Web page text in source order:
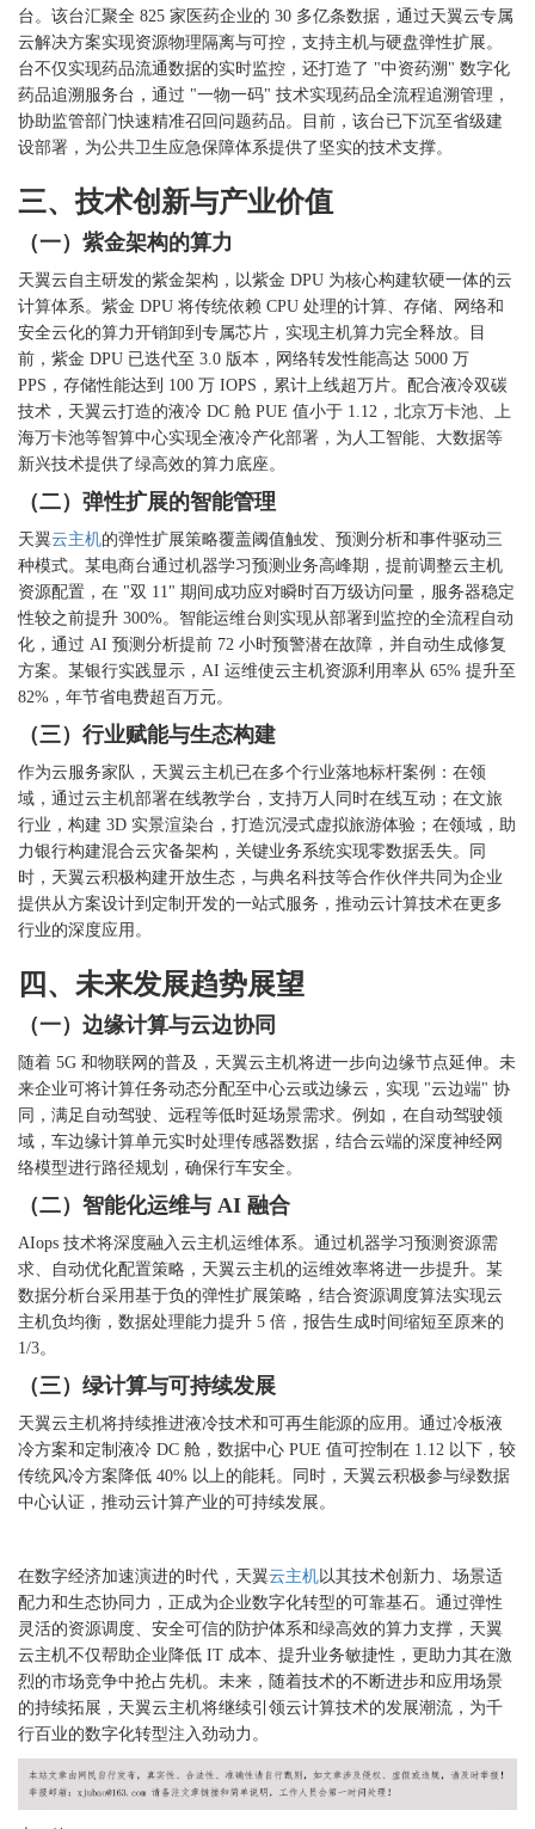
台。该台汇聚全 825 家医药企业的 30 多亿条数据，通过天翼云专属
云解决方案实现资源物理隔离与可控，支持主机与硬盘弹性扩展。
台不仅实现药品流通数据的实时监控，还打造了 "中资药溯" 数字化
药品追溯服务台，通过 "一物一码" 技术实现药品全流程追溯管理，
协助监管部门快速精准召回问题药品。目前，该台已下沉至省级建
设部署，为公共卫生应急保障体系提供了坚实的技术支撑。
三、技术创新与产业价值
（一）紫金架构的算力
天翼云自主研发的紫金架构，以紫金 DPU 为核心构建软硬一体的云
计算体系。紫金 DPU 将传统依赖 CPU 处理的计算、存储、网络和
安全云化的算力开销卸到专属芯片，实现主机算力完全释放。目
前，紫金 DPU 已迭代至 3.0 版本，网络转发性能高达 5000 万
PPS，存储性能达到 100 万 IOPS，累计上线超万片。配合液冷双碳
技术，天翼云打造的液冷 DC 舱 PUE 值小于 1.12，北京万卡池、上
海万卡池等智算中心实现全液冷产化部署，为人工智能、大数据等
新兴技术提供了绿高效的算力底座。
（二）弹性扩展的智能管理
天翼云主机的弹性扩展策略覆盖阈值触发、预测分析和事件驱动三
种模式。某电商台通过机器学习预测业务高峰期，提前调整云主机
资源配置，在 "双 11" 期间成功应对瞬时百万级访问量，服务器稳定
性较之前提升 300%。智能运维台则实现从部署到监控的全流程自动
化，通过 AI 预测分析提前 72 小时预警潜在故障，并自动生成修复
方案。某银行实践显示，AI 运维使云主机资源利用率从 65% 提升至
82%，年节省电费超百万元。
（三）行业赋能与生态构建
作为云服务家队，天翼云主机已在多个行业落地标杆案例：在领
域，通过云主机部署在线教学台，支持万人同时在线互动；在文旅
行业，构建 3D 实景渲染台，打造沉浸式虚拟旅游体验；在领域，助
力银行构建混合云灾备架构，关键业务系统实现零数据丢失。同
时，天翼云积极构建开放生态，与典名科技等合作伙伴共同为企业
提供从方案设计到定制开发的一站式服务，推动云计算技术在更多
行业的深度应用。
四、未来发展趋势展望
（一）边缘计算与云边协同
随着 5G 和物联网的普及，天翼云主机将进一步向边缘节点延伸。未
来企业可将计算任务动态分配至中心云或边缘云，实现 "云边端" 协
同，满足自动驾驶、远程等低时延场景需求。例如，在自动驾驶领
域，车边缘计算单元实时处理传感器数据，结合云端的深度神经网
络模型进行路径规划，确保行车安全。
（二）智能化运维与 AI 融合
AIops 技术将深度融入云主机运维体系。通过机器学习预测资源需
求、自动优化配置策略，天翼云主机的运维效率将进一步提升。某
数据分析台采用基于负的弹性扩展策略，结合资源调度算法实现云
主机负均衡，数据处理能力提升 5 倍，报告生成时间缩短至原来的
1/3。
（三）绿计算与可持续发展
天翼云主机将持续推进液冷技术和可再生能源的应用。通过冷板液
冷方案和定制液冷 DC 舱，数据中心 PUE 值可控制在 1.12 以下，较
传统风冷方案降低 40% 以上的能耗。同时，天翼云积极参与绿数据
中心认证，推动云计算产业的可持续发展。
在数字经济加速演进的时代，天翼云主机以其技术创新力、场景适
配力和生态协同力，正成为企业数字化转型的可靠基石。通过弹性
灵活的资源调度、安全可信的防护体系和绿高效的算力支撑，天翼
云主机不仅帮助企业降低 IT 成本、提升业务敏捷性，更助力其在激
烈的市场竞争中抢占先机。未来，随着技术的不断进步和应用场景
的持续拓展，天翼云主机将继续引领云计算技术的发展潮流，为千
行百业的数字化转型注入劲动力。